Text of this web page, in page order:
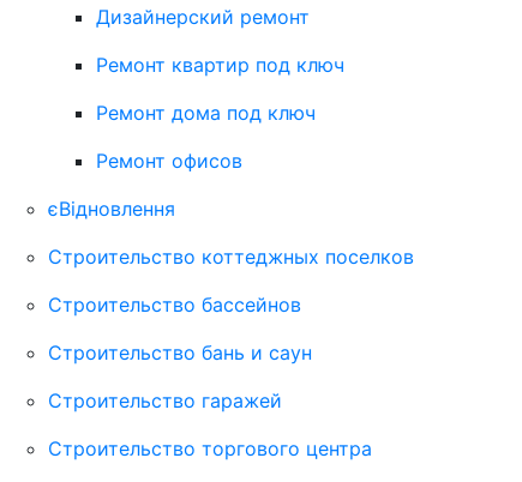
Дизайнерский ремонт
Ремонт квартир под ключ
Ремонт дома под ключ
Ремонт офисов
єВідновлення
Строительство коттеджных поселков
Строительство бассейнов
Строительство бань и саун
Строительство гаражей
Строительство торгового центра